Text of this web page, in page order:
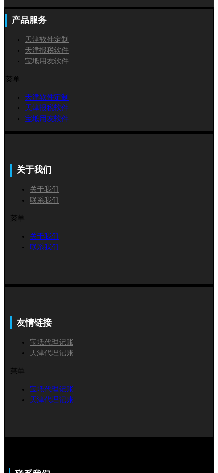
产品服务
天津软件定制
天津报税软件
宝坻用友软件
菜单
天津软件定制
天津报税软件
宝坻用友软件
关于我们
关于我们
联系我们
菜单
关于我们
联系我们
友情链接
宝坻代理记账
天津代理记账
菜单
宝坻代理记账
天津代理记账